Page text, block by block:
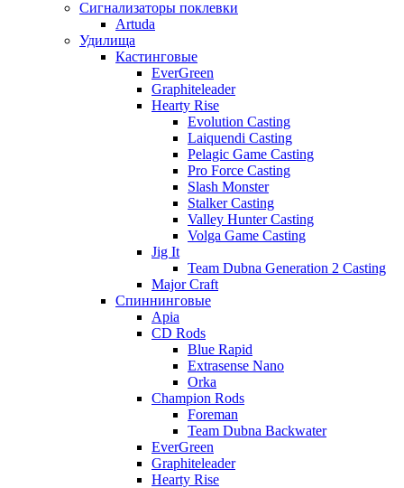
Сигнализаторы поклевки
Artuda
Удилища
Кастинговые
EverGreen
Graphiteleader
Hearty Rise
Evolution Casting
Laiquendi Casting
Pelagic Game Casting
Pro Force Casting
Slash Monster
Stalker Casting
Valley Hunter Casting
Volga Game Casting
Jig It
Team Dubna Generation 2 Casting
Major Craft
Спиннинговые
Apia
CD Rods
Blue Rapid
Extrasense Nano
Orka
Champion Rods
Foreman
Team Dubna Backwater
EverGreen
Graphiteleader
Hearty Rise